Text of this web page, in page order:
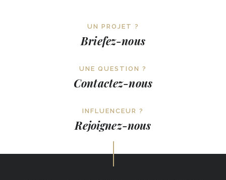
UN PROJET ?
Briefez-nous
UNE QUESTION ?
Contactez-nous
INFLUENCEUR ?
Rejoignez-nous